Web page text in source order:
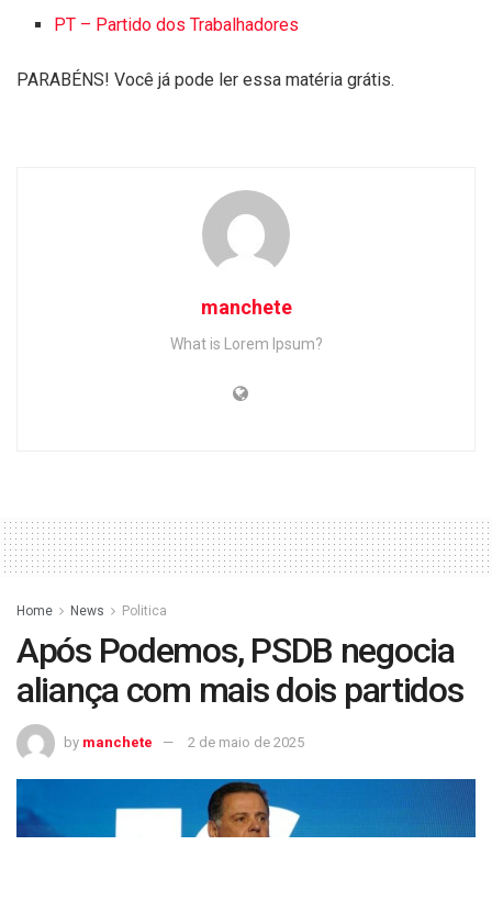
PT – Partido dos Trabalhadores
PARABÉNS! Você já pode ler essa matéria grátis.
manchete
What is Lorem Ipsum?
Home News Politica
Após Podemos, PSDB negocia
aliança com mais dois partidos
by manchete 2 de maio de 2025